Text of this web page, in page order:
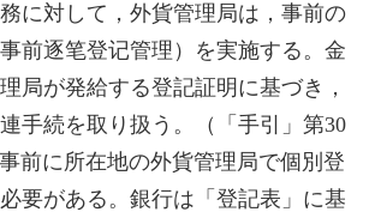
に対して，外貨管理局は，事前の
前逐笔登记管理）を実施する。金
局が発給する登記証明に基づき，
手続を取り扱う。（「手引」第30
前に所在地の外貨管理局で個別登
要がある。銀行は「登記表」に基